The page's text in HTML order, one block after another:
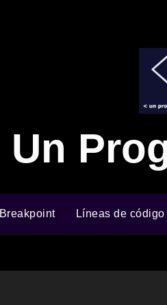
Un
Breakpoint Líneas de código